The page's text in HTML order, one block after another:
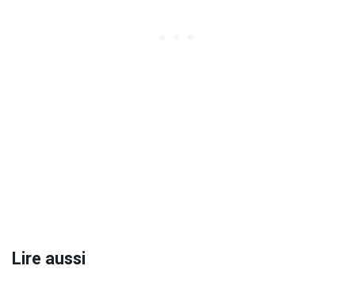
Lire aussi